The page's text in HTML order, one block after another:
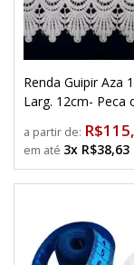
Renda Guipir Aza
Larg. 12cm- Peca
a partir de:
3x R$38,63